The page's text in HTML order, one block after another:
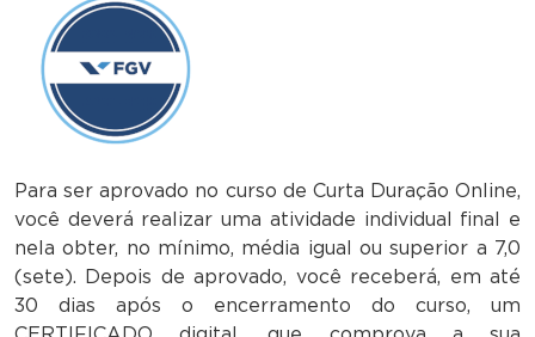
Para ser aprovado no curso de Curta Duração Online,
você deverá realizar uma atividade individual final e
nela obter, no mínimo, média igual ou superior a 7,0
(sete). Depois de aprovado, você receberá, em até
30 dias após o encerramento do curso, um